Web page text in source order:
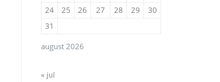
august 2026
24
25 26 27 28 29
30
31
« jul